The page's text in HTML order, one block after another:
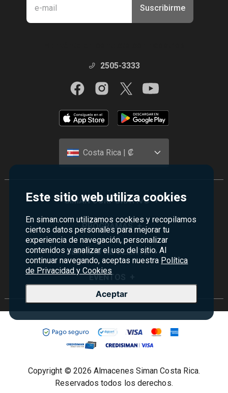
Este sitio web utiliza cookies
En siman.com utilizamos cookies y recopilamos
ciertos datos personales para mejorar tu
experiencia de navegación, personalizar
contenidos y analizar el uso del sitio. Al
continuar navegando, aceptas nuestra Política
de Privacidad y Cookies
Aceptar
Suscribirme
2505-3333
Costa Rica | ₡
SIMAN CORPORATIVO +
Quiénes Somos
Visión y Misión
Historia
Sucursales
Servicios
PROGRAMAS +
Monedero
Certificados de Regalo
Siman PRO
Credisiman
SERVICIO AL CLIENTE +
Preguntas Frecuentes
Política de devoluciones y garantías
Seguridad del sitio
Política de Privacidad
Términos y condiciones
EVENTOS
Rebajas
Madres
Copyright © 2026 Almacenes Siman Costa Rica.
Reservados todos los derechos.